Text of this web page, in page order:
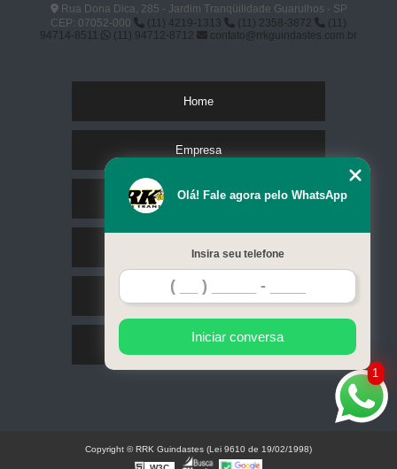
Rua Dona Dica, 285 - Jardim Tranqüilidade Guarulhos - SP
CEP: 07052-000
(11) 4219-1313 (11) 2358-3872
(11)
94714-8511
(11) 94712-8712 contato@rrkguindastes.com.br
Home
Empresa
Missão
Serviços
Contato
Mapa do site
1
Olá! Fale agora pelo WhatsApp
Insira seu telefone
Iniciar conversa
Copyright © RRK Guindastes (Lei 9610 de 19/02/1998)